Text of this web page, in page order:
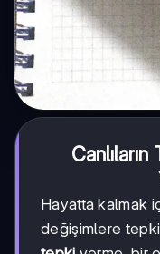
Hayatta kalmak
değişimlere